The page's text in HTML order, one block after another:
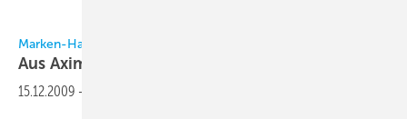
Marken-Harmonisierung bei GDF Suez
Aus Axima wird
15.12.2009 -